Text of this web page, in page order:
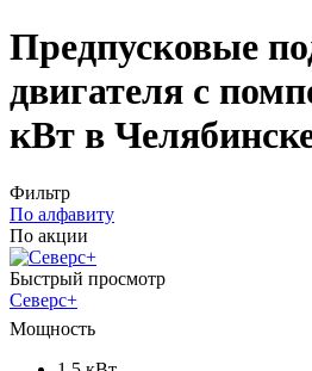
Предпусковые
двигателя c
кВт в
Фильтр
По алфавиту
По акции
Быстрый просмотр
Северс+
Мощность